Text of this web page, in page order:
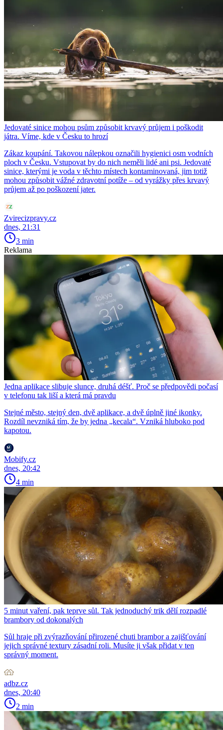
Jedovaté sinice mohou psům způsobit krvavý průjem i poškodit
játra. Víme, kde v Česku to hrozí
Zákaz koupání. Takovou nálepkou označili hygienici osm vodních
ploch v Česku. Vstupovat by do nich neměli lidé ani psi. Jedovaté
sinice, kterými je voda v těchto místech kontaminovaná, jim totiž
mohou způsobit vážné zdravotní potíže – od vyrážky přes krvavý
průjem až po poškození jater.
Zvirecizpravy.cz
dnes, 21:31
3 min
Reklama
Jedna aplikace slibuje slunce, druhá déšť. Proč se předpovědi počasí
v telefonu tak liší a která má pravdu
Stejné město, stejný den, dvě aplikace, a dvě úplně jiné ikonky.
Rozdíl nevzniká tím, že by jedna „kecala“. Vzniká hluboko pod
kapotou.
Mobify.cz
dnes, 20:42
4 min
5 minut vaření, pak teprve sůl. Tak jednoduchý trik dělí rozpadlé
brambory od dokonalých
Sůl hraje při zvýrazňování přirozené chuti brambor a zajišťování
jejich správné textury zásadní roli. Musíte ji však přidat v ten
správný moment.
adbz.cz
dnes, 20:40
2 min